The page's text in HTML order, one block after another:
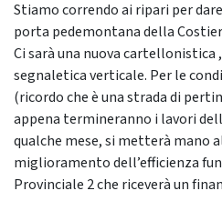
Stiamo correndo ai ripari per
porta pedemontana della
Ci sarà una nuova cartellonistica
segnaletica verticale. Per le
(ricordo che è una strada di
appena termineranno i lavori
qualche mese, si metterà mano
miglioramento dell’efficienza
Provinciale 2 che riceverà un